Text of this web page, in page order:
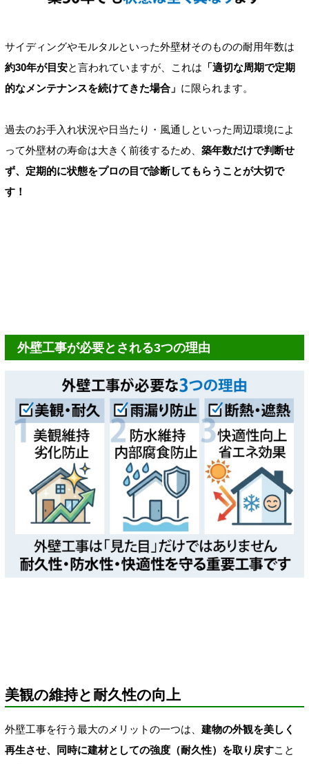
サイディングやモルタルといった外壁材そのものの耐用年数は
約30年が目安と言われていますが、これは 「適切な周期で定期
的なメンテナンスを続けてきた場合」 に限られます。
過去のお手入れ状況や日当たり・風通しといった周辺環境によ
って外壁材の寿命は大きく前後するため、 築年数だけで判断せ
ず、定期的に状態をプロの目で診断してもらうことが大切で
す！
外壁工事が必要とされる3つの理由
美観の維持と耐久性の向上
外壁工事を行う最大のメリットの一つは、 建物の外観を美しく
再生させ、同時に建材としての強度（耐久性）を取り戻すこと